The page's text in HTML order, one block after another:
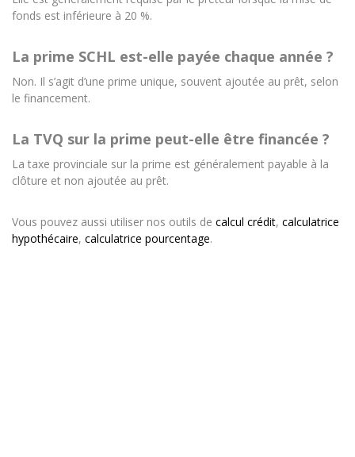
fonds est inférieure à 20 %.
La prime SCHL est-elle payée chaque année ?
Non. Il s’agit d’une prime unique, souvent ajoutée au prêt, selon
le financement.
La TVQ sur la prime peut-elle être financée ?
La taxe provinciale sur la prime est généralement payable à la
clôture et non ajoutée au prêt.
Vous pouvez aussi utiliser nos outils de calcul crédit, calculatrice
hypothécaire, calculatrice pourcentage.